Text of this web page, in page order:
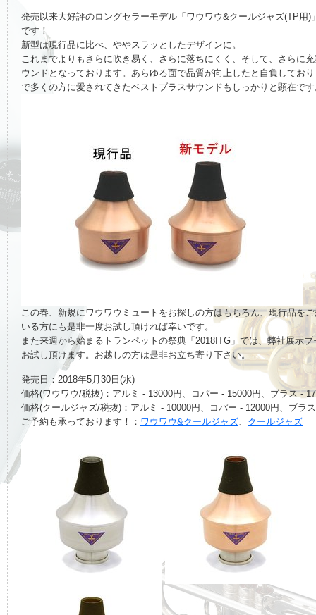
発売以来大好評のロングセラーモデル「ワウワウ&クールジャズ(TP用)
です！
新型は現行品に比べ、ややスラッとしたデザインに。
これまでよりもさらに吹き易く、さらに落ちにくく、そして、さらに
ウンドとなっております。あらゆる面で品質が向上したと自負してお
で多くの方に愛されてきたベストブラスサウンドもしっかりと顕在で
この春、新規にワウワウミュートをお探しの方はもちろん、現行品を
いる方にも是非一度お試し頂ければ幸いです。
また来週から始まるトランペットの祭典「2018ITG」では、弊社展示
お試し頂けます。お越しの方は是非お立ち寄り下さい。
発売日：2018年5月30日(水)
価格(ワウワウ/税抜)：アルミ - 13000円、コパー - 15000円、ブラス -
価格(クールジャズ/税抜)：アルミ - 10000円、コパー - 12000円、ブラ
ご予約も承っております！： ワウワウ&クールジャズ クールジャズ